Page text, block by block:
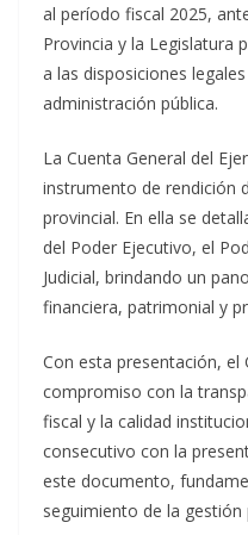
al período fiscal 2025,
Provincia y la Legislatura
a las disposiciones
administración pública.
La Cuenta General del
instrumento de rendición
provincial. En ella se
del Poder Ejecutivo, el
Judicial, brindando un
financiera, patrimonial y
Con esta presentación, el
compromiso con la
fiscal y la calidad
consecutivo con la
este documento,
seguimiento de la gestión